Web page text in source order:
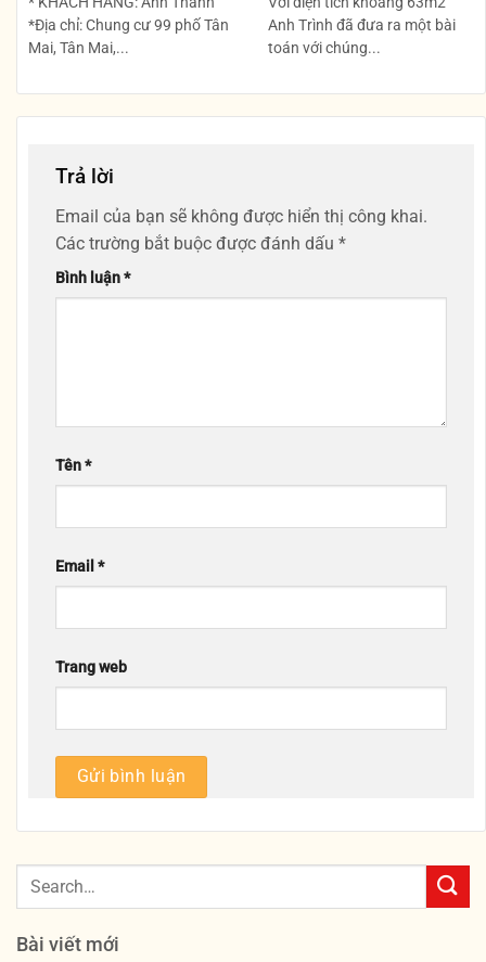
*Địa chỉ: Chung cư 99 phố Tân
Mai, Tân Mai,...
Anh Trình đã đưa ra một bài
toán với chúng...
Trả lời
Email của bạn sẽ không được hiển thị công khai.
Các trường bắt buộc được đánh dấu *
Bình luận*
Tên*
Email *
Trang web
Bài viết mới